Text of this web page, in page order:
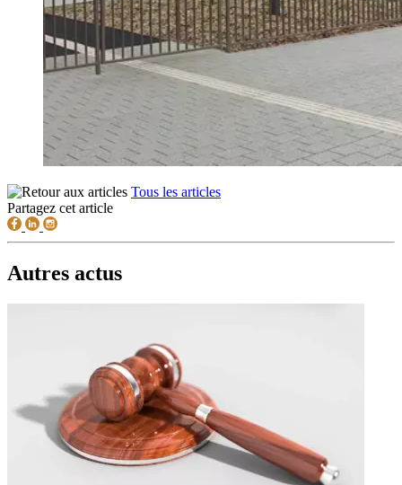
Tous les articles
Partagez cet article
Autres actus